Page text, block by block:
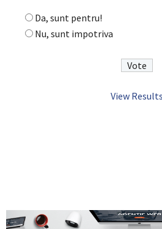
Da, sunt pentru!
Nu, sunt impotriva
View Results